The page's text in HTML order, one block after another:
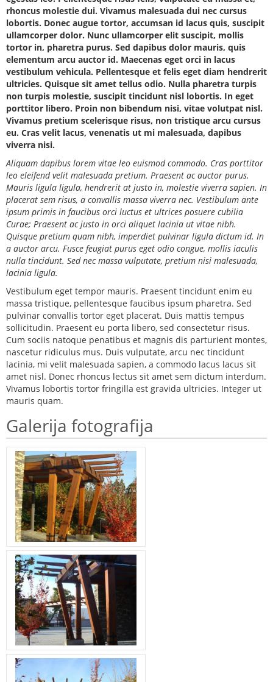
rhoncus molestie dui. Vivamus malesuada dui nec cursus
lobortis. Donec augue tortor, accumsan id lacus quis, suscipit
ullamcorper dolor. Nunc ullamcorper elit suscipit, mollis
tortor in, pharetra purus. Sed dapibus dolor mauris, quis
elementum arcu auctor id. Maecenas eget orci in lacus
vestibulum vehicula. Pellentesque et felis eget diam hendrerit
ultricies. Quisque sit amet tellus odio. Nulla pharetra turpis
non turpis molestie, suscipit tincidunt nisl lobortis. In eget
porttitor libero. Proin non bibendum nisi, vitae volutpat nisl.
Vivamus pretium scelerisque risus, non tristique arcu cursus
eu. Cras velit lacus, venenatis ut mi malesuada, dapibus
viverra nisi.
Aliquam dapibus lorem vitae leo euismod commodo. Cras porttitor
leo eleifend velit malesuada pretium. Praesent ac auctor purus.
Mauris ligula ligula, hendrerit at justo in, molestie viverra sapien. In
placerat sem risus, a convallis massa viverra nec. Vestibulum ante
ipsum primis in faucibus orci luctus et ultrices posuere cubilia
Curae; Praesent ac justo in orci aliquet lacinia ut vitae nibh.
Quisque pretium quam nibh, imperdiet pulvinar ligula dictum id. In
a auctor arcu. Fusce feugiat purus eget odio congue, mollis iaculis
nulla tincidunt. Sed nec massa vulputate, pretium nisi malesuada,
lacinia ligula.
Vestibulum eget tempor mauris. Praesent tincidunt enim eu
massa tristique, pellentesque faucibus ipsum pharetra. Sed
pulvinar convallis tortor eget placerat. Duis mattis tempus
sollicitudin. Praesent eu porta libero, sed consectetur risus.
Cum sociis natoque penatibus et magnis dis parturient montes,
nascetur ridiculus mus. Duis vulputate, arcu nec tincidunt
lacinia, mi velit malesuada sapien, a commodo lacus lacus sit
amet nisl. Donec rhoncus lectus sit amet sem dictum interdum.
Vivamus lobortis tortor fringilla est gravida ultricies. Integer ut
mauris quam.
Galerija fotografija